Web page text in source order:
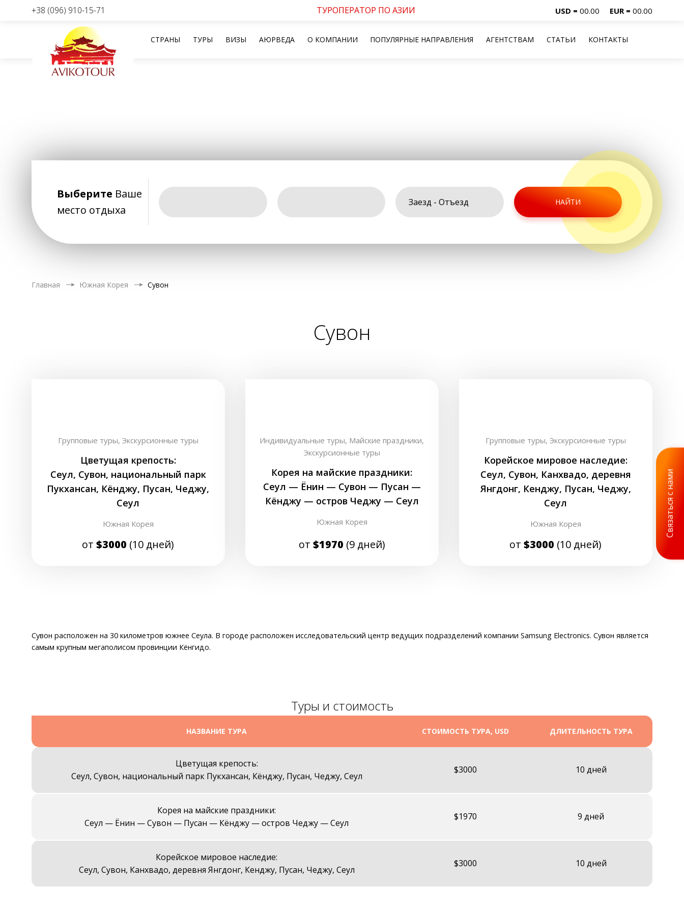
+38 (096) 910-15-71 ТУРОПЕРАТОР ПО АЗИИ USD = 00.00 EUR = 00.00
СТРАНЫ ТУРЫ ВИЗЫ АЮРВЕДА О КОМПАНИИ ПОПУЛЯРНЫЕ НАПРАВЛЕНИЯ АГЕНТСТВАМ СТАТЬИ КОНТАКТЫ
Выберите Ваше
место отдыха
НАЙТИ
Главная Южная Корея Сувон
Сувон
Групповые туры, Экскурсионные туры
Цветущая крепость:
Сеул, Сувон, национальный парк
Пукхансан, Кёнджу, Пусан, Чеджу,
Сеул
Южная Корея
от$3000 (10 дней)
Индивидуальные туры, Майские праздники,
Экскурсионные туры
Корея на майские праздники:
Сеул — Ёнин — Сувон — Пусан —
Кёнджу — остров Чеджу — Сеул
Южная Корея
от $1970 (9 дней)
Групповые туры, Экскурсионные туры
Корейское мировое наследие:
Сеул, Сувон, Канхвадо, деревня
Янгдонг, Кенджу, Пусан, Чеджу,
Сеул
Южная Корея
от$3000 (10 дней)
Сувон расположен на 30 километров южнее Сеула. В городе расположен исследовательский центр ведущих подразделений компании Samsung Electronics. Сувон является
самым крупным мегаполисом провинции Кёнгидо.
Туры и стоимость
НАЗВАНИЕ ТУРА СТОИМОСТЬ ТУРА, USD ДЛИТЕЛЬНОСТЬ ТУРА
Цветущая крепость:
Сеул, Сувон, национальный парк Пукхансан, Кёнджу, Пусан, Чеджу, Сеул
$3000 10 дней
Корея на майские праздники:
Сеул — Ёнин — Сувон — Пусан — Кёнджу — остров Чеджу — Сеул
$1970 9 дней
Корейское мировое наследие:
Сеул, Сувон, Канхвадо, деревня Янгдонг, Кенджу, Пусан, Чеджу, Сеул
$3000 10 дней
Связаться с нами